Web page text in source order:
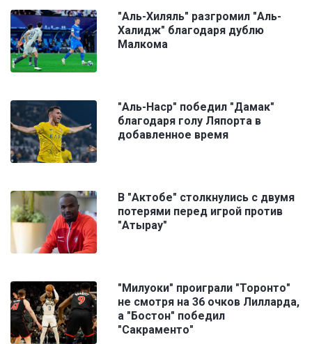
"Аль-Хиляль" разгромил "Аль-
Халидж" благодаря дублю
Малкома
"Аль-Наср" победил "Дамак"
благодаря голу Ляпорта в
добавленное время
В "Актобе" столкнулись с двумя
потерями перед игрой против
"Атырау"
"Милуоки" проиграли "Торонто"
не смотря на 36 очков Лилларда,
а "Бостон" победил
"Сакраменто"